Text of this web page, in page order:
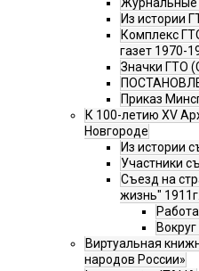
Журнальные
Из истории
Комплекс
газет 1970-
Значки ГТО
Приказ
К 100-летию XV
Новгороде
Из истории
Участники
Cъезд на
жизнь" 1911г.
Виртуальная
народов России»